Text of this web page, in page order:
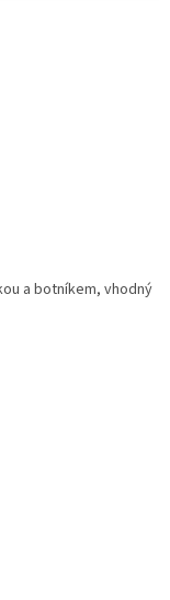
a botníkem, vhodný